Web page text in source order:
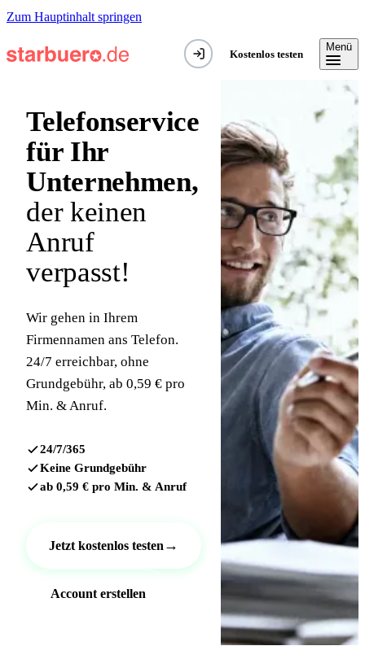
Zum Hauptinhalt springen
Kostenlos testen
Menü
Telefonservice
für Ihr
Unternehmen,
der keinen
Anruf
verpasst!
Wir gehen in Ihrem
Firmennamen ans Telefon.
24/7 erreichbar, ohne
Grundgebühr, ab 0,59 € pro
Min. & Anruf.
24/7/365
Keine Grundgebühr
ab 0,59 € pro Min. & Anruf
Jetzt kostenlos testen →
Account erstellen